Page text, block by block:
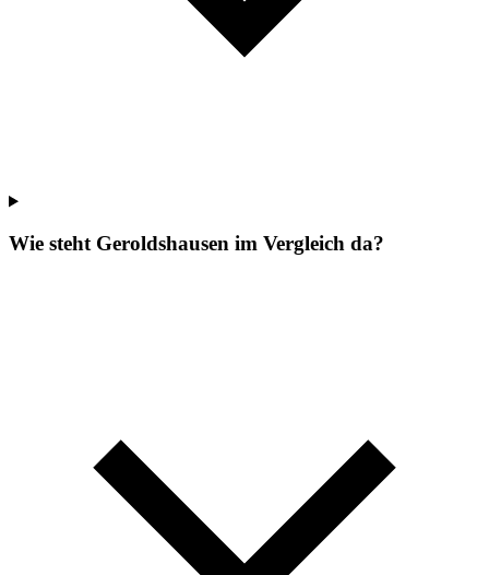
Wie steht Geroldshausen im Vergleich da?